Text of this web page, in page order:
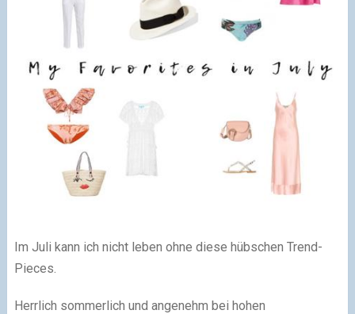
Im Juli kann ich nicht leben ohne diese hübschen Trend-
Pieces.
Herrlich sommerlich und angenehm bei hohen